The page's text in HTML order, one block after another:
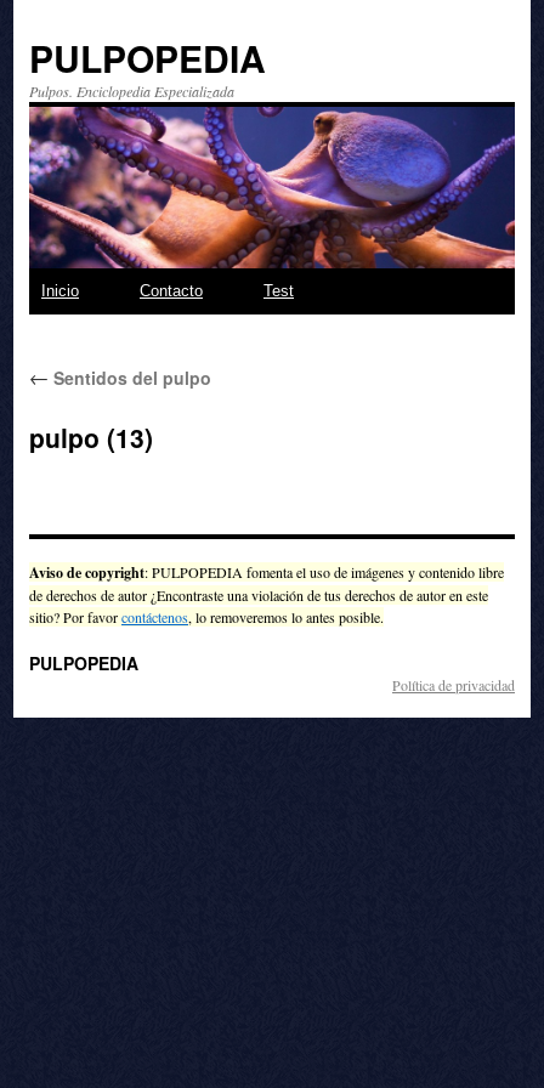
PULPOPEDIA
Pulpos. Enciclopedia Especializada
Saltar
contenido
Inicio Contacto Test
← Sentidos del pulpo
pulpo (13)
Aviso de copyright: PULPOPEDIA fomenta el uso de imágenes y contenido libre
de derechos de autor ¿Encontraste una violación de tus derechos de autor en este
sitio? Por favorcontáctenos, lo removeremos lo antes posible.
PULPOPEDIA
Política de privacidad